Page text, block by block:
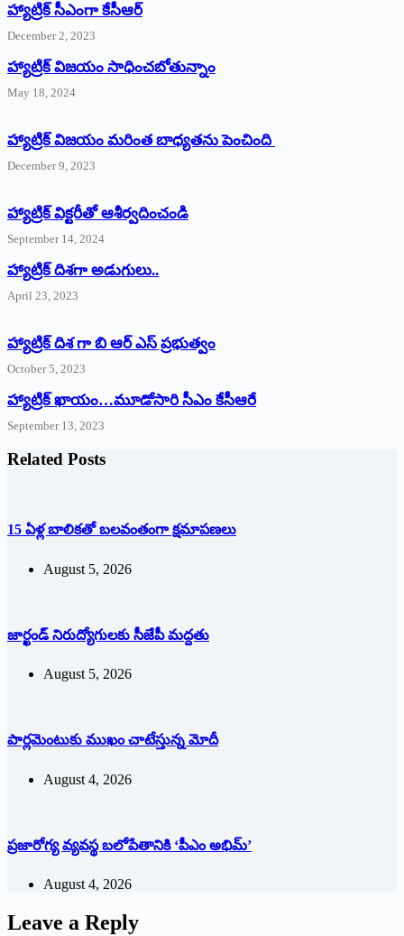
హ్యాట్రిక్‌ ‌సీఎంగా కేసీఆర్‌
December 2, 2023
హ్యాట్రిక్‌ విజయం సాధించబోతున్నాం
May 18, 2024
హ్యాట్రిక్ విజయం మరింత బాధ్యతను పెంచింది
December 9, 2023
హ్యాట్రిక్‌ ‌విక్టరీతో ఆశీర్వదించండి
September 14, 2024
‌హ్యాట్రిక్‌ ‌దిశగా అడుగులు..
April 23, 2023
హ్యాట్రిక్ దిశ గా బి ఆర్ ఎస్ ప్రభుత్వం
October 5, 2023
హ్యాట్రిక్‌ ‌ఖాయం…మూడోసారి సీఎం కేసీఆరే
September 13, 2023
Related Posts
15 ఏళ్ల బాలికతో బలవంతంగా క్షమాపణలు
August 5, 2026
జార్ఖండ్‌ ‌నిరుద్యోగులకు సీజేపీ మద్దతు
August 5, 2026
పార్లమెంటుకు ముఖం చాటేస్తున్న మోదీ
August 4, 2026
ప్రజారోగ్య వ్యవస్థ బలోపేతానికి ‘పీఎం అభిమ్‌’
August 4, 2026
Leave a Reply